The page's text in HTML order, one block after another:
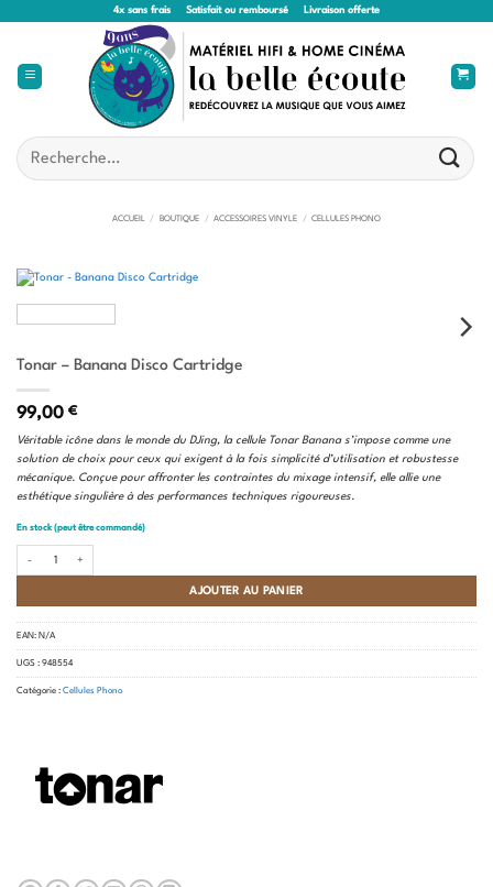
4x sans frais Satisfait ou remboursé Livraison offerte
Recherche
pour :
ACCUEIL / BOUTIQUE / ACCESSOIRES VINYLE / CELLULES PHONO
Tonar – Banana Disco Cartridge
99,00 €
Véritable icône dans le monde du DJing, la cellule Tonar Banana s’impose comme une
solution de choix pour ceux qui exigent à la fois simplicité d’utilisation et robustesse
mécanique. Conçue pour affronter les contraintes du mixage intensif, elle allie une
esthétique singulière à des performances techniques rigoureuses.
En stock (peut être commandé)
AJOUTER AU PANIER
EAN: N/A
UGS : 948554
Catégorie : Cellules Phono